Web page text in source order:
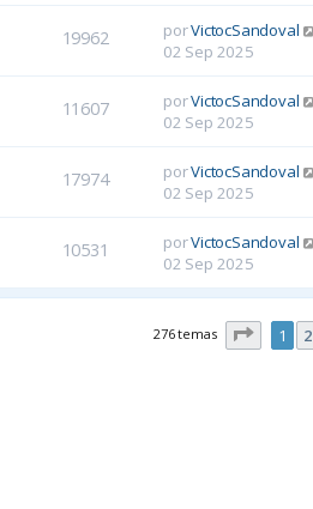
19962 porVictocSandoval
02 Sep 2025
11607 porVictocSandoval
02 Sep 2025
17974 porVictocSandoval
02 Sep 2025
10531 porVictocSandoval
02 Sep 2025
276 temas Página1
1 2